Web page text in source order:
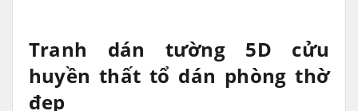
Tranh dán tường 5D cửu
huyền thất tổ dán phòng thờ
đẹp